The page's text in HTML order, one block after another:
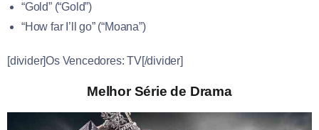
“Gold” (“Gold”)
“How far I’ll go” (“Moana”)
[divider]Os Vencedores: TV[/divider]
Melhor Série de Drama